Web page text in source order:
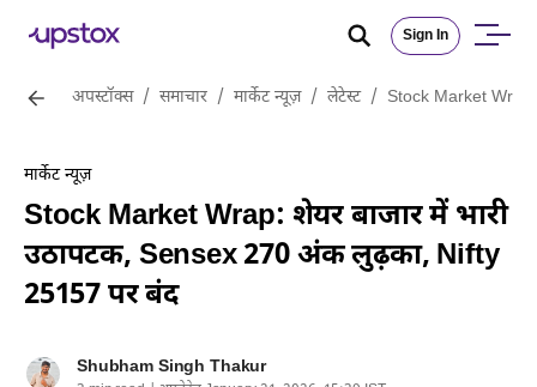
Sign In
अपस्टॉक्स / समाचार / मार्केट न्यूज़ / लेटेस्ट / Stock Market
मार्केट न्यूज़
Stock Market Wrap: शेयर बाजार में भारी
उठापटक, Sensex 270 अंक लुढ़का, Nifty
25157 पर बंद
Shubham Singh Thakur